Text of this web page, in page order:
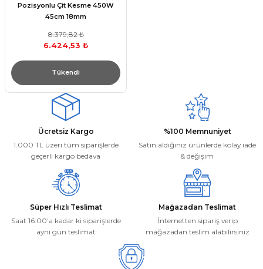
Pozisyonlu Çit Kesme 450W
45cm 18mm
8.379,82 ₺
6.424,53 ₺
Tükendi
Ücretsiz Kargo
1.000 TL üzeri tüm siparişlerde
geçerli kargo bedava
%100 Memnuniyet
Satın aldığınız ürünlerde kolay iade
& değişim
Süper Hızlı Teslimat
Saat 16:00’a kadar ki siparişlerde
aynı gün teslimat
Mağazadan Teslimat
İnternetten sipariş verip
mağazadan teslim alabilirsiniz